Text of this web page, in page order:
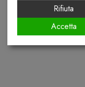
Ascolta
Rifiuta
Accetta